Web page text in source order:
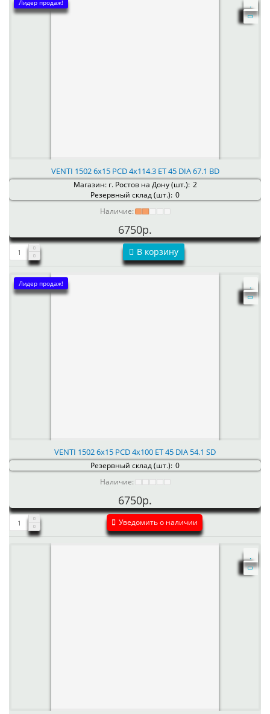
Лидер продаж!
VENTI 1502 6x15 PCD 4x114.3 ET 45 DIA 67.1 BD
Магазин: г. Ростов на Дону (шт.): 2
Резервный склад (шт.): 0
Наличие:
6750р.
В корзину
Лидер продаж!
VENTI 1502 6x15 PCD 4x100 ET 45 DIA 54.1 SD
Резервный склад (шт.): 0
Наличие:
6750р.
Уведомить о наличии